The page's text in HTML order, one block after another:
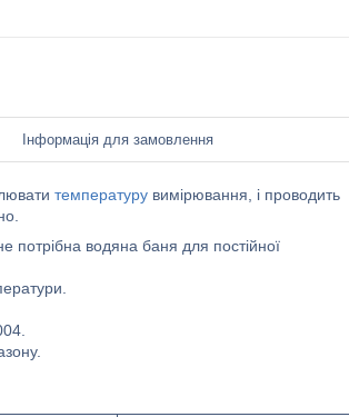
Інформація для замовлення
температуру вимірювання, і проводить
водяна баня для постійної